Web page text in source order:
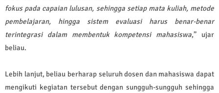
fokus pada capaian lulusan, sehingga setiap mata kuliah, metode
pembelajaran, hingga sistem evaluasi harus benar-benar
terintegrasi dalam membentuk kompetensi mahasiswa,” ujar
beliau.
Lebih lanjut, beliau berharap seluruh dosen dan mahasiswa dapat
mengikuti kegiatan tersebut dengan sungguh-sungguh sehingga